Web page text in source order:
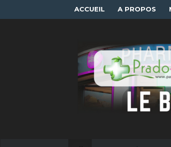
ACCUEIL A PROPOS